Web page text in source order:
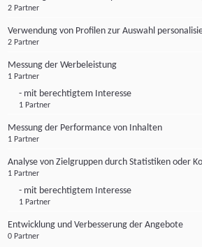
2 Partner
Verwendung von Profilen zur Auswahl
2 Partner
Messung der Werbeleistung
1 Partner
- mit berechtigtem Interesse
1 Partner
Messung der Performance von Inhalten
1 Partner
Analyse von Zielgruppen durch Statistiken oder
1 Partner
- mit berechtigtem Interesse
1 Partner
Entwicklung und Verbesserung der Angebote
0 Partner